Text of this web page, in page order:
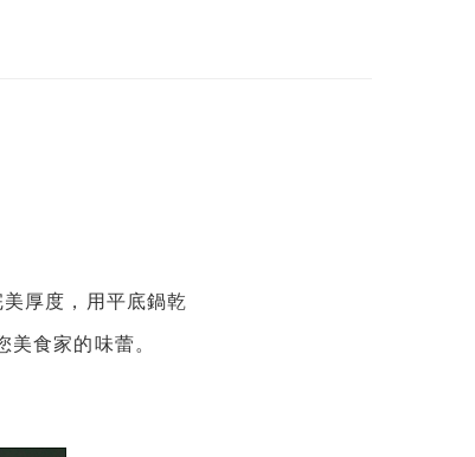
厚度，用平底鍋乾
食家的味蕾。